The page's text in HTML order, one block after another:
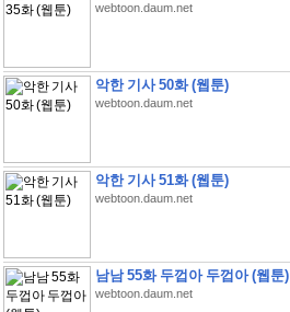
webtoon.daum.net
악한 기사 50화 (웹툰)
webtoon.daum.net
악한 기사 51화 (웹툰)
webtoon.daum.net
남남 55화 두껍아 두껍아 (웹툰)
webtoon.daum.net